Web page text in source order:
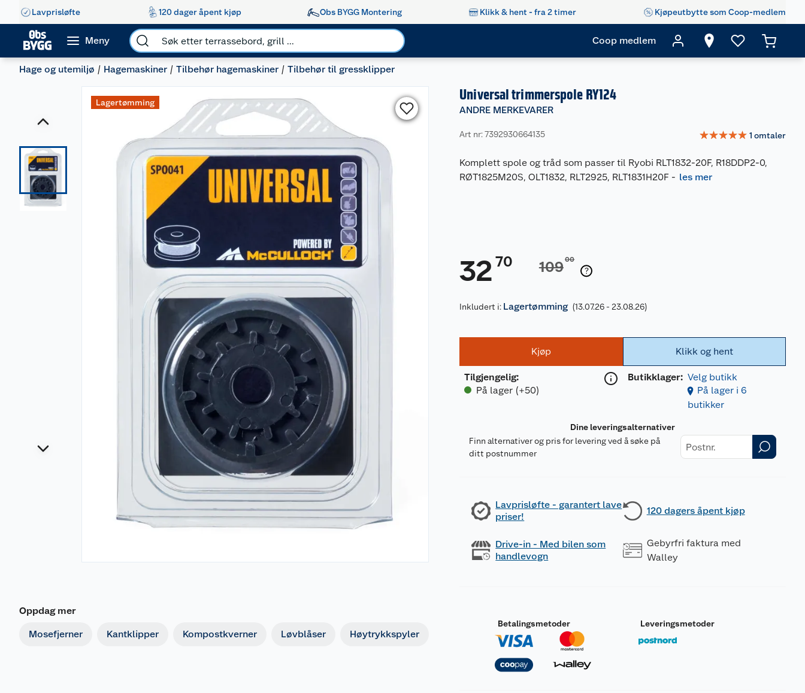
Lavprisløfte 120 dager åpent kjøp Obs BYGG Montering Klikk & hent - fra 2 timer Kjøpeutbytte som Coop-medlem
Meny Coop medlem
Hage og utemiljø Hagemaskiner Tilbehør hagemaskiner Tilbehør til gressklipper
Lagertømming
Oppdag mer
Mosefjerner Kantklipper Kompostkverner Løvblåser Høytrykkspyler
Universal trimmerspole RY124
ANDRE MERKEVARER
Art nr: 7392930664135 ☆☆☆☆☆ 1 omtaler
Komplett spole og tråd som passer til Ryobi RLT1832-20F, R18DDP2-0,
RØT1825M20S, OLT1832, RLT2925, RLT1831H20F - les mer
32 70 10900
Inkludert i: Lagertømming (13.07.26 - 23.08.26)
Kjøp
Tilgjengelig:
På lager (+50)
Klikk og hent
Butikklager: Velg butikk
På lager i 6
butikker
Dine leveringsalternativer
Finn alternativer og pris for levering ved å søke på
ditt postnummer
Lavprisløfte - garantert lave
priser!
120 dagers åpent kjøp
Drive-in - Med bilen som
handlevogn
Gebyrfri faktura med
Walley
Betalingsmetoder Leveringsmetoder